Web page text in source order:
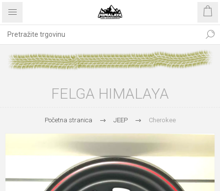
FELGA HIMALAYA
Početna stranica JEEP Cherokee